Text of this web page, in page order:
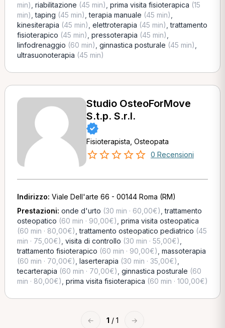
min) riabilitazione (45 min) prima visita fisioterapica (15
min) ,taping (45 min) ,terapia manuale (45 min)
kinesiterapia (45 min) elettroterapia (45 min) ,trattamento
fisioterapico (45 min) pressoterapia (45 min)
linfodrenaggio (60 min) ginnastica posturale (45 min)
ultrasuonoterapia (45 min)
Studio OsteoForMove
S.t.p. S.r.l.
Fisioterapista, Osteopata
0 Recensioni
Indirizzo: Viale Dell'arte 66 - 00144 Roma (RM)
Prestazioni: onde d'urto (30 min · 60,00€) ,trattamento
osteopatico (60 min · 90,00€) prima visita osteopatica
(60 min · 80,00€) ,trattamento osteopatico pediatrico (45
min · 75,00€) visita di controllo (30 min · 55,00€)
trattamento fisioterapico (60 min · 90,00€) massoterapia
(60 min · 70,00€) laserterapia (30 min · 35,00€)
tecarterapia (60 min · 70,00€) ginnastica posturale (60
min · 80,00€) prima visita fisioterapica (60 min · 100,00€)
← 1 / 1 →